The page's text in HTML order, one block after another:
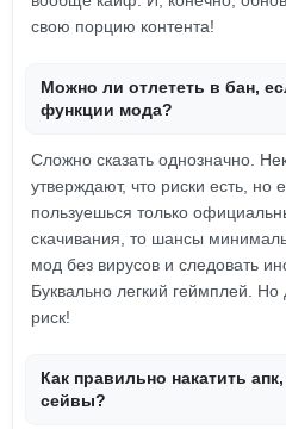
свою порцию контента!
Можно ли отлететь в бан,
функции мода?
Сложно сказать однозначно.
утверждают, что риски есть, но
пользуешься только
скачивания, то шансы
мод без вирусов и следовать
Буквально легкий геймплей. Но
риск!
Как правильно накатить
сейвы?